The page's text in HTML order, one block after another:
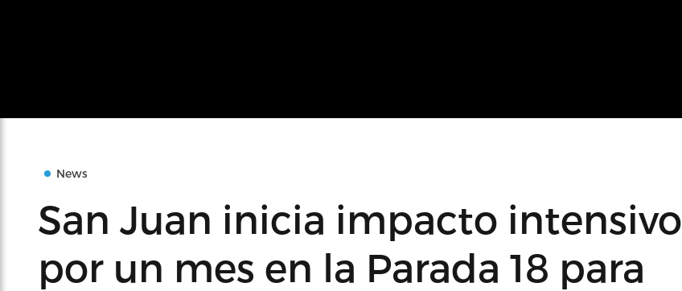
News
San Juan inicia impacto intensivo
por un mes en la Parada 18 para